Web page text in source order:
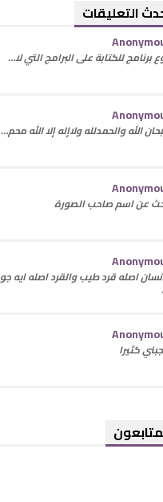
التعليقات
برنامج للكتابة على البرامج التي لا…
الله والحمدلله ولاإله إلا الله محم…
عن اسم صاحب الصورة
اصله قرد طيب والقرد اصله ايه جو
كثيرا